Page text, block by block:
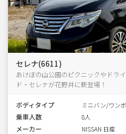
セレナ(6611)
あけぼの山公園のピクニックやドラ
ド・セレナが花野井に新登場！
ボディタイプ ミニバン/ワン
乗車人数 8人
メーカー NISSAN 日産